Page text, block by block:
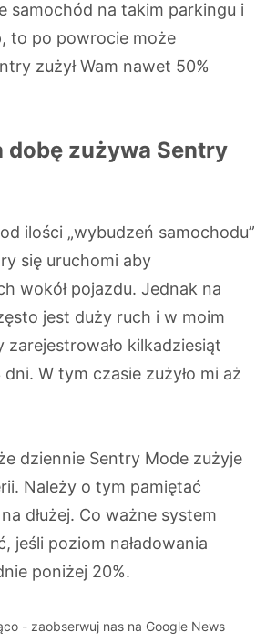
samochód na takim parkingu i
to po powrocie może
zużył Wam nawet 50%
dobę zużywa Sentry
ilości „wybudzeń samochodu”
się uruchomi aby
wokół pojazdu. Jednak na
jest duży ruch i w moim
zarejestrowało kilkadziesiąt
W tym czasie zużyło mi aż
dziennie Sentry Mode zużyje
Należy o tym pamiętać
dłużej. Co ważne system
jeśli poziom naładowania
poniżej 20%.
- zaobserwuj nas na Google News